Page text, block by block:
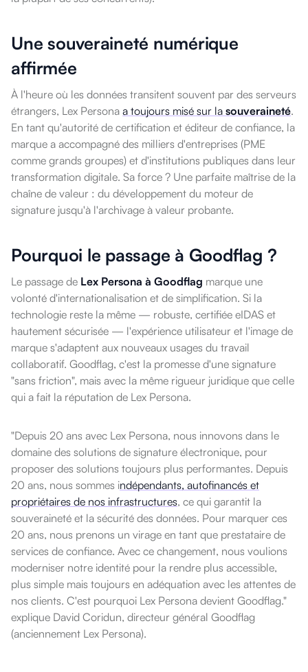
Une souveraineté numérique
affirmée
À l'heure où les données transitent souvent par des serveurs
étrangers, Lex Persona a toujours misé sur la souveraineté.
En tant qu'autorité de certification et éditeur de confiance, la
marque a accompagné des milliers d'entreprises (PME
comme grands groupes) et d'institutions publiques dans leur
transformation digitale. Sa force ? Une parfaite maîtrise de la
chaîne de valeur : du développement du moteur de
signature jusqu'à l'archivage à valeur probante.
Pourquoi le passage à Goodflag ?
Le passage de Lex Persona à Goodflag marque une
volonté d'internationalisation et de simplification. Si la
technologie reste la même — robuste, certifiée eIDAS et
hautement sécurisée — l'expérience utilisateur et l'image de
marque s'adaptent aux nouveaux usages du travail
collaboratif. Goodflag, c'est la promesse d'une signature
"sans friction", mais avec la même rigueur juridique que celle
qui a fait la réputation de Lex Persona.
"Depuis 20 ans avec Lex Persona, nous innovons dans le
domaine des solutions de signature électronique, pour
proposer des solutions toujours plus performantes. Depuis
20 ans, nous sommes indépendants, autofinancés et
propriétaires de nos infrastructures, ce qui garantit la
souveraineté et la sécurité des données. Pour marquer ces
20 ans, nous prenons un virage en tant que prestataire de
services de confiance. Avec ce changement, nous voulions
moderniser notre identité pour la rendre plus accessible,
plus simple mais toujours en adéquation avec les attentes de
nos clients. C'est pourquoi Lex Persona devient Goodflag."
explique David Coridun, directeur général Goodflag
(anciennement Lex Persona).